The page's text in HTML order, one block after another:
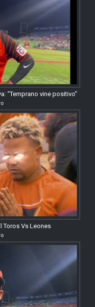
“Temprano vine positivo”
Toros Vs Leones